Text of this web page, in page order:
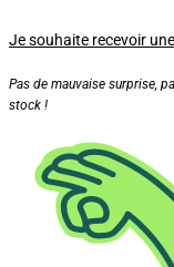
Je souhaite recevoir
Pas de mauvaise surprise,
stock !